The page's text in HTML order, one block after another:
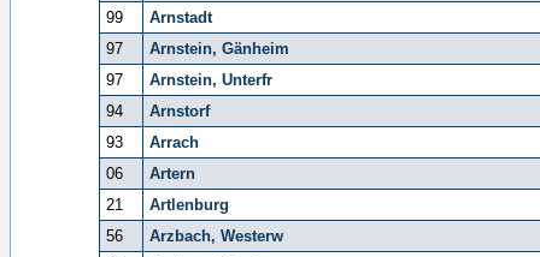
99
Arnstadt
97
Arnstein, Gänheim
97
Arnstein, Unterfr
94
Arnstorf
93
Arrach
06
Artern
21
Artlenburg
56
Arzbach, Westerw